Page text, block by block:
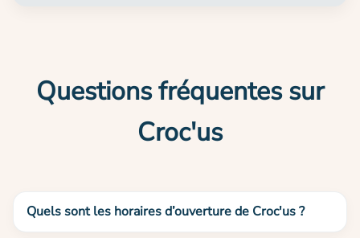
Questions fréquentes sur
Croc'us
Quels sont les horaires d’ouverture de Croc'us ?